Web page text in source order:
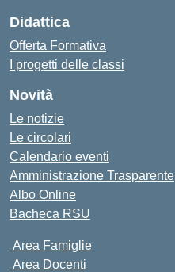
Didattica
Offerta Formativa
I progetti delle classi
Novità
Le notizie
Le circolari
Calendario eventi
Amministrazione Trasparente
Albo Online
Bacheca RSU
Area Famiglie
Area Docenti